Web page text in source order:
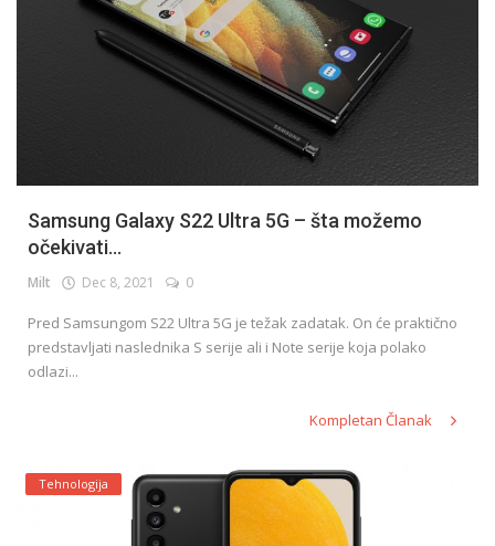
Samsung Galaxy S22 Ultra 5G – šta možemo
očekivati...
Milt Dec 8, 2021 0
Pred Samsungom S22 Ultra 5G je težak zadatak. On će praktično
predstavljati naslednika S serije ali i Note serije koja polako
odlazi...
Kompletan Članak
Tehnologija